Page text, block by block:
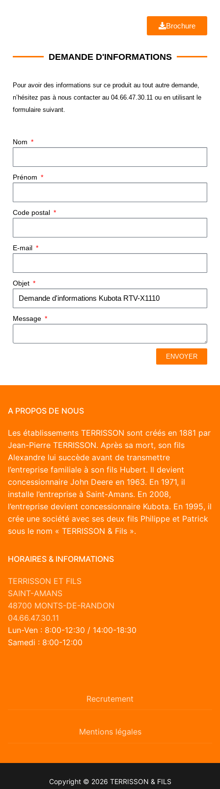
Brochure
DEMANDE D'INFORMATIONS
Pour avoir des informations sur ce produit au tout autre demande,
n’hésitez pas à nous contacter au 04.66.47.30.11 ou en utilisant le
formulaire suivant.
Nom
Prénom
Code postal
E-mail
Objet
Message
ENVOYER
A PROPOS DE NOUS
Les établissements TERRISSON sont créés en 1881 par
Jean-Pierre TERRISSON. Après sa mort, son fils
Alexandre lui succède avant de transmettre
l’entreprise familiale à son fils Hubert. Il devient
concessionnaire John Deere en 1963. En 1971, il
installe l’entreprise à Saint-Amans. En 2008,
l’entreprise devient concessionnaire Kubota. En 1995, il
crée une société avec ses deux fils Philippe et Patrick
sous le nom « TERRISSON & Fils ».
HORAIRES & INFORMATIONS
TERRISSON ET FILS
SAINT-AMANS
48700 MONTS-DE-RANDON
04.66.47.30.11
Lun-Ven : 8:00-12:30 / 14:00-18:30
Samedi : 8:00-12:00
Recrutement
Mentions légales
Copyright © 2026 TERRISSON & FILS